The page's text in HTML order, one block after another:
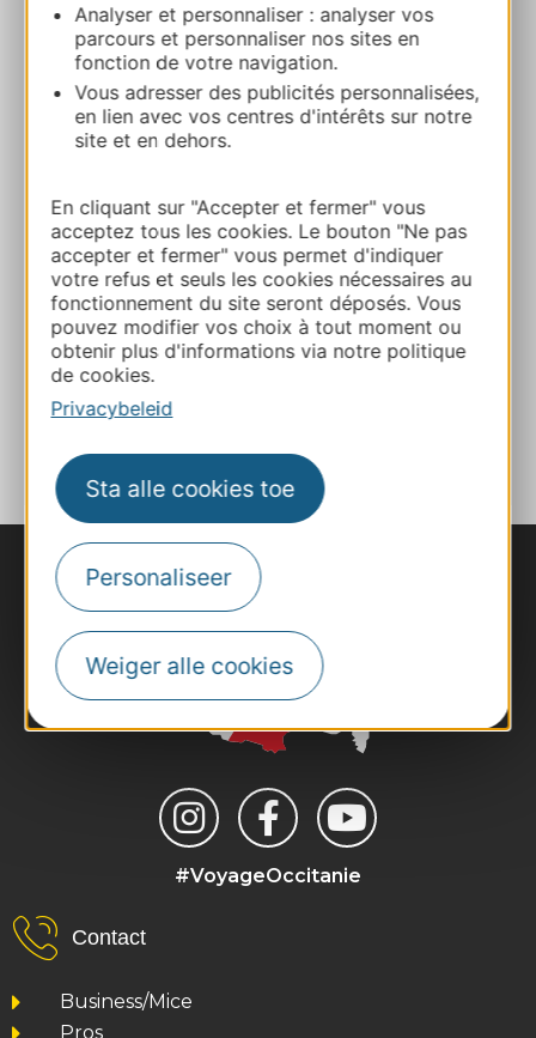
Analyser et personnaliser : analyser vos
parcours et personnaliser nos sites en
fonction de votre navigation.
Vous adresser des publicités personnalisées,
en lien avec vos centres d'intérêts sur notre
site et en dehors.
En cliquant sur "Accepter et fermer" vous
acceptez tous les cookies. Le bouton "Ne pas
accepter et fermer" vous permet d'indiquer
votre refus et seuls les cookies nécessaires au
fonctionnement du site seront déposés. Vous
pouvez modifier vos choix à tout moment ou
obtenir plus d'informations via notre politique
de cookies.
Privacybeleid
Sta alle cookies toe
Personaliseer
Weiger alle cookies
+33 4 67 56 51 55
E-mail
Website
Facebook
TOEVOEGEN
#VoyageOccitanie
Contact
Business/Mice
Pros